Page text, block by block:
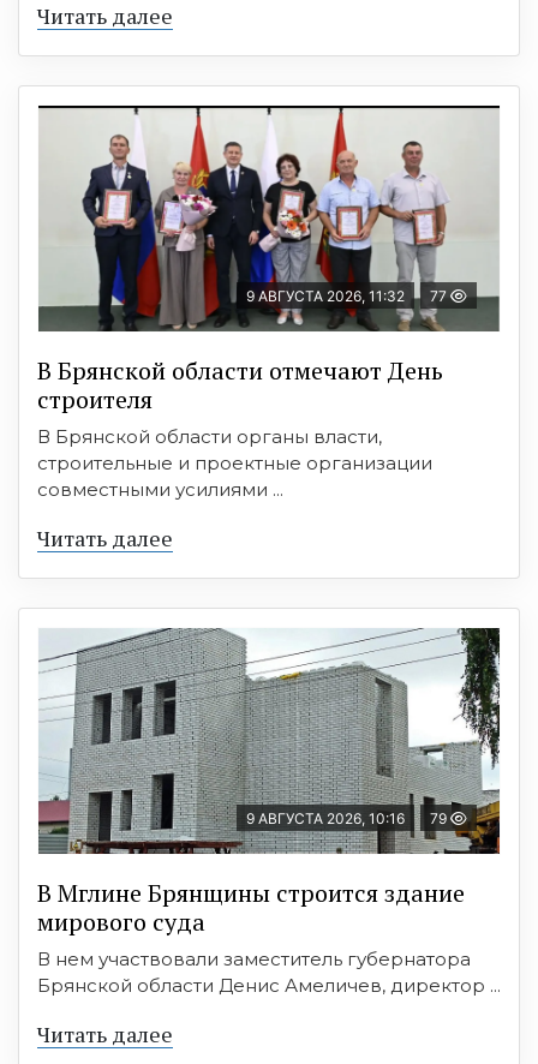
Читать далее
9 АВГУСТА 2026, 11:32 77
В Брянской области отмечают День
строителя
В Брянской области органы власти,
строительные и проектные организации
совместными усилиями ...
Читать далее
9 АВГУСТА 2026, 10:16 79
В Мглине Брянщины строится здание
мирового суда
В нем участвовали заместитель губернатора
Брянской области Денис Амеличев, директор ...
Читать далее